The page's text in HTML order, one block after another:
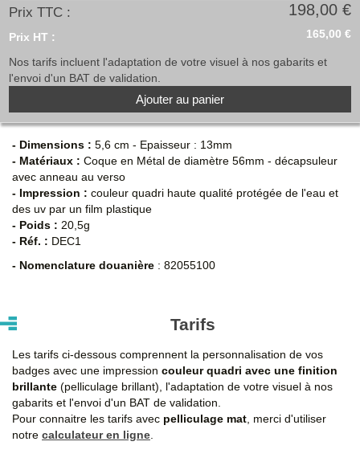
Prix TTC : 198,00 €
Prix HT : 165,00 €
Nos tarifs incluent l'adaptation de votre visuel à nos gabarits et
l'envoi d'un BAT de validation.
Ajouter au panier
- Dimensions : 5,6 cm - Epaisseur : 13mm
- Matériaux : Coque en Métal de diamètre 56mm - décapsuleur
avec anneau au verso
- Impression : couleur quadri haute qualité protégée de l'eau et
des uv par un film plastique
- Poids : 20,5g
- Réf. : DEC1
- Nomenclature douanière : 82055100
Tarifs
Les tarifs ci-dessous comprennent la personnalisation de vos
badges avec une impression couleur quadri avec une finition
brillante (pelliculage brillant), l'adaptation de votre visuel à nos
gabarits et l'envoi d'un BAT de validation.
Pour connaitre les tarifs avec pelliculage mat , merci d'utiliser
notre calculateur en ligne